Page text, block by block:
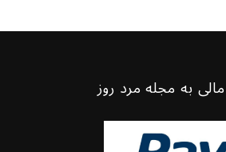
به مجله مرد روز